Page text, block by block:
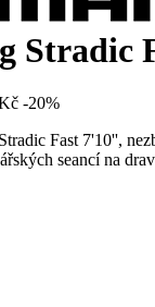
Stradic
-20%
Fast 7'10'',
seancí na